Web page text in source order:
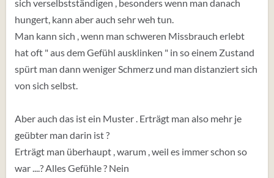
sich verselbstständigen , besonders wenn man danach
hungert, kann aber auch sehr weh tun.
Man kann sich , wenn man schweren Missbrauch erlebt
hat oft " aus dem Gefühl ausklinken " in so einem Zustand
spürt man dann weniger Schmerz und man distanziert sich
von sich selbst.
Aber auch das ist ein Muster . Erträgt man also mehr je
geübter man darin ist ?
Erträgt man überhaupt , warum , weil es immer schon so
war ....? Alles Gefühle ? Nein